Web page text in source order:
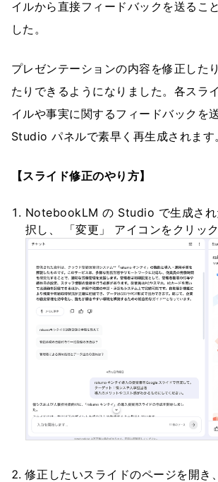
イルから直接フィードバックを送るこ
した。
プレゼンテーションの内容を修正した
たりできるようになりました。各スラ
イルや事実に関するフィードバックを
Studio パネルで素早く再生成されます
【スライド修正のやり方】
NotebookLM の Studio で生成され
択し、 「変更」 アイコンをクリック
修正したいスライドのページを開き